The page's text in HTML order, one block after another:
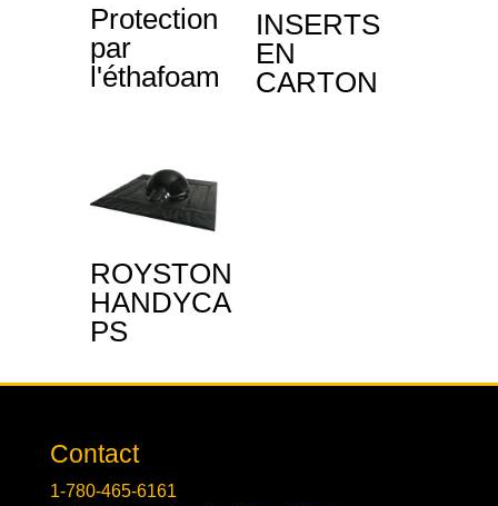
Protection
par
l'éthafoam
INSERTS
EN
CARTON
ROYSTON
HANDYCA
PS
Contact
1-780-465-6161